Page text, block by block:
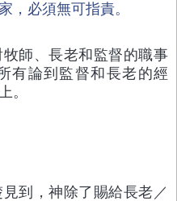
，必須無可指責。
師、長老和監督的職事
有論到監督和長老的經
。
到，神除了賜給長老／